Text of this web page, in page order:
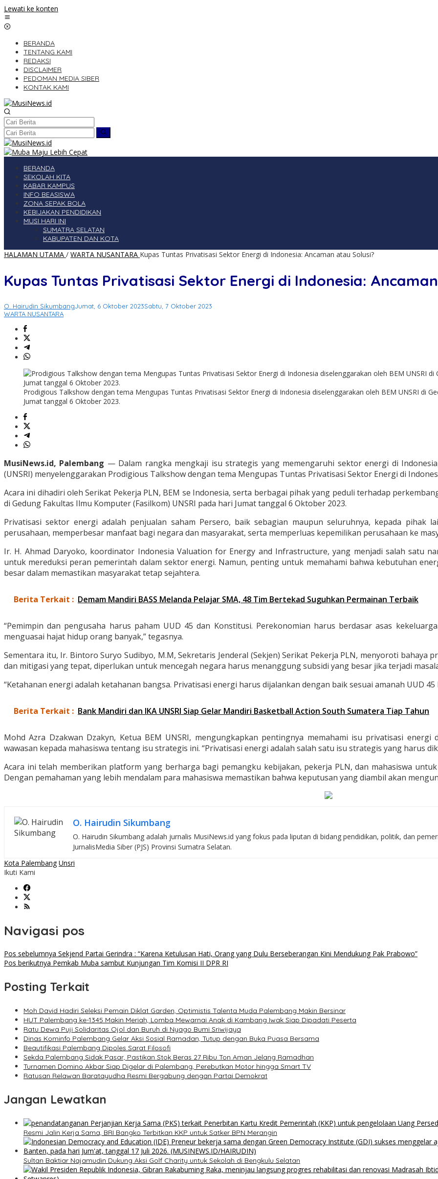
Lewati ke konten
BERANDA
TENTANG KAMI
REDAKSI
DISCLAIMER
PEDOMAN MEDIA SIBER
KONTAK KAMI
BERANDA
SEKOLAH KITA
KABAR KAMPUS
INFO BEASISWA
ZONA SEPAK BOLA
KEBIJAKAN PENDIDIKAN
MUSI HARI INI
SUMATRA SELATAN
KABUPATEN DAN KOTA
HALAMAN UTAMA / WARTA NUSANTARA Kupas Tuntas Privatisasi Sektor Energi di Indonesia: Ancaman atau Solusi?
Kupas Tuntas Privatisasi Sektor Energi di Indonesia:
O. Hairudin SikumbangJumat, 6 Oktober 2023Sabtu, 7 Oktober 2023
WARTA NUSANTARA
Prodigious Talkshow dengan tema Mengupas Tuntas Privatisasi Sektor Energi di Indonesia diselenggarakan oleh BEM UNSRI di
Jumat tanggal 6 Oktober 2023.
MusiNews.id, Palembang — Dalam rangka mengkaji isu strategis yang memengaruhi sektor energi di
(UNSRI) menyelenggarakan Prodigious Talkshow dengan tema Mengupas Tuntas Privatisasi Sektor Energi di
Acara ini dihadiri oleh Serikat Pekerja PLN, BEM se Indonesia, serta berbagai pihak yang peduli terhadap
di Gedung Fakultas Ilmu Komputer (Fasilkom) UNSRI pada hari Jumat tanggal 6 Oktober 2023.
Privatisasi sektor energi adalah penjualan saham Persero, baik sebagian maupun seluruhnya, kepada
perusahaan, memperbesar manfaat bagi negara dan masyarakat, serta memperluas kepemilikan perusahaan ke
Ir. H. Ahmad Daryoko, koordinator Indonesia Valuation for Energy and Infrastructure, yang menjadi salah satu
untuk mereduksi peran pemerintah dalam sektor energi. Namun, penting untuk memahami bahwa kebutuhan
besar dalam memastikan masyarakat tetap sejahtera.
Berita Terkait : Demam Mandiri BASS Melanda Pelajar SMA, 48 Tim Bertekad Suguhkan Permainan Terbaik
“Pemimpin dan pengusaha harus paham UUD 45 dan Konstitusi. Perekonomian harus berdasar asas
menguasai hajat hidup orang banyak,” tegasnya.
Sementara itu, Ir. Bintoro Suryo Sudibyo, M.M, Sekretaris Jenderal (Sekjen) Serikat Pekerja PLN, menyoroti bahaya
dan mitigasi yang tepat, diperlukan untuk mencegah negara harus menanggung subsidi yang besar jika terjadi
“Ketahanan energi adalah ketahanan bangsa. Privatisasi energi harus dijalankan dengan baik sesuai amanah UUD 45
Berita Terkait : Bank Mandiri dan IKA UNSRI Siap Gelar Mandiri Basketball Action South Sumatera Tiap Tahun
Mohd Azra Dzakwan Dzakyn, Ketua BEM UNSRI, mengungkapkan pentingnya memahami isu privatisasi
wawasan kepada mahasiswa tentang isu strategis ini. “Privatisasi energi adalah salah satu isu strategis yang harus
Acara ini telah memberikan platform yang berharga bagi pemangku kebijakan, pekerja PLN, dan mahasiswa
Dengan pemahaman yang lebih mendalam para mahasiswa memastikan bahwa keputusan yang diambil akan
O. Hairudin Sikumbang
O. Hairudin Sikumbang adalah jurnalis MusiNews.id yang fokus pada liputan di bidang pendidikan, politik, dan
JurnalisMedia Siber (PJS) Provinsi Sumatra Selatan.
Kota Palembang Unsri
Ikuti Kami
Navigasi pos
Pos sebelumnya Sekjend Partai Gerindra : “Karena Ketulusan Hati, Orang yang Dulu Berseberangan Kini Mendukung Pak Prabowo”
Pos berikutnya Pemkab Muba sambut Kunjungan Tim Komisi II DPR RI
Posting Terkait
Moh David Hadiri Seleksi Pemain Diklat Garden, Optimistis Talenta Muda Palembang Makin Bersinar
HUT Palembang ke-1345 Makin Meriah, Lomba Mewarnai Anak di Kambang Iwak Siap Dipadati Peserta
Ratu Dewa Puji Solidaritas Ojol dan Buruh di Nyago Bumi Sriwijaya
Dinas Kominfo Palembang Gelar Aksi Sosial Ramadan, Tutup dengan Buka Puasa Bersama
Beautifikasi Palembang Dipoles Sarat Filosofi
Sekda Palembang Sidak Pasar, Pastikan Stok Beras 27 Ribu Ton Aman Jelang Ramadhan
Turnamen Domino Akbar Siap Digelar di Palembang, Perebutkan Motor hingga Smart TV
Ratusan Relawan Baratayudha Resmi Bergabung dengan Partai Demokrat
Jangan Lewatkan
​Resmi Jalin Kerja Sama, BRI Bangko Terbitkan KKP untuk Satker BPN Merangin
Sultan Baktiar Najamudin Dukung Aksi Golf Charity untuk Sekolah di Bengkulu Selatan